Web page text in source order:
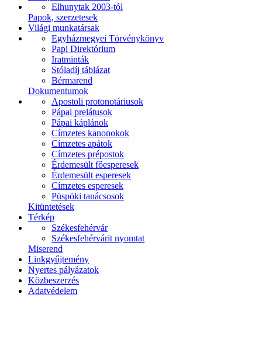
Elhunytak 2003-tól
Papok, szerzetesek
Világi munkatársak
Egyházmegyei Törvénykönyv
Papi Direktórium
Iratminták
Stóladíj táblázat
Bérmarend
Dokumentumok
Apostoli protonotáriusok
Pápai prelátusok
Pápai káplánok
Címzetes kanonokok
Címzetes apátok
Címzetes prépostok
Érdemesült főesperesek
Érdemesült esperesek
Címzetes esperesek
Püspöki tanácsosok
Kitüntetések
Térkép
Székesfehérvár
Székesfehérvárit nyomtat
Miserend
Linkgyűjtemény
Nyertes pályázatok
Közbeszerzés
Adatvédelem